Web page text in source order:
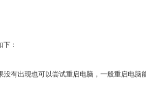
：
有出现也可以尝试重启电脑，一般重启电脑